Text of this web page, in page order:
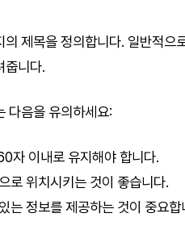
제목을 정의합니다. 일반적
줍니다.
다음을 유의하세요:
자 이내로 유지해야 합니다.
로 위치시키는 것이 좋습니다.
는 정보를 제공하는 것이 중요합